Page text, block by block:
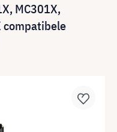
MC301X,
compatibele